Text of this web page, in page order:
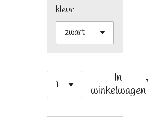
kleur
In
winkelwagen